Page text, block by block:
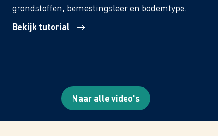
grondstoffen, bemestingsleer en bodemtype.
Bekijk tutorial
Naar alle video's